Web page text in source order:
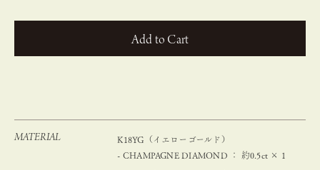
カートに入れる
MATERIAL
K18YG（イエローゴールド）
- CHAMPAGNE DIAMOND ： 約0.5ct × 1